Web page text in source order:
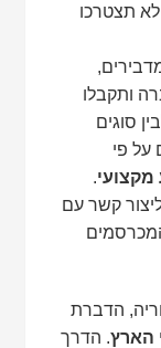
תצטרכו
ותקבלו
סוגים
על פי
מקצועי.
קשר עם
הדברת
הארץ. הדרך